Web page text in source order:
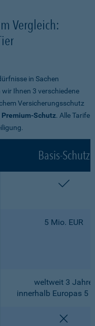
Vergleich:
in Sachen
Ihnen 3 verschiedene
Versicherungsschutz
Premium-Schutz. Alle Tarife
Basis-Schutz
5 Mio. EUR
weltweit 3 Jahre,
innerhalb Europas 5